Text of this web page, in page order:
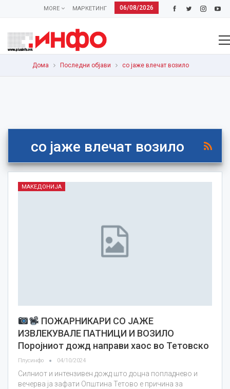
06/08/2026
МАРКЕТИНГ
MORE
Дома Последни објави со јаже влечат возило
со јаже влечат возило
МАКЕДОНИЈА
ПОЖАРНИКАРИ СО ЈАЖЕ
ИЗВЛЕКУВАЛЕ ПАТНИЦИ И ВОЗИЛО
Поројниот дожд направи хаос во Тетовско
Плусинфо 04/10/2024
Силниот и интензивен дожд што доцна попладнево и
вечерва ја зафати Општина Тетово е причина за